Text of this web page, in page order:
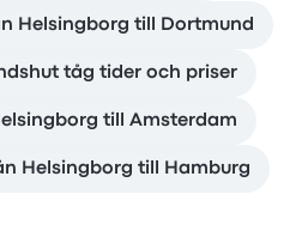
Helsingborg till Dortmund
tåg tider och priser
till Amsterdam
Helsingborg till Hamburg